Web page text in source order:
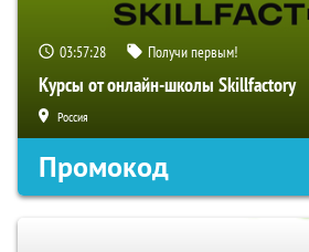
03:57:27 Получи первым!
Курсы от онлайн-школы Skillfactory
Россия
Промокод